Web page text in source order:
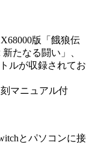
版「餓狼伝
たなる闘い」、
ルが収録されてお
マニュアル付
とパソコンに接